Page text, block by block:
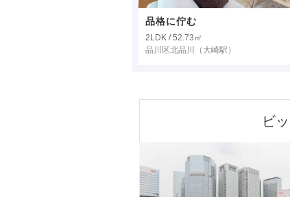
品格に佇む
2LDK / 52.73㎡
品川区北品川
（大崎駅）
ビ